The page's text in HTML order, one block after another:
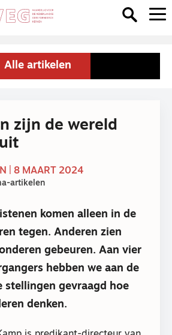
Alle artikelen
zijn de wereld
| 8 MAART 2024
artikelen
komen alleen in de
tegen. Anderen zien
gebeuren. Aan vier
hebben we aan de
stellingen gevraagd hoe
denken.